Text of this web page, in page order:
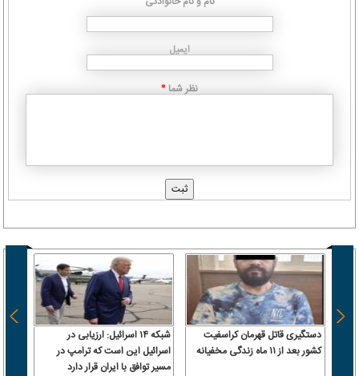
ایمیل
نظر شما *
دستگیری قاتل قهرمان کراسفیت
کشور بعد از ۱۱ ماه زندگی مخفیانه
شبکه ۱۴ اسرائیل: ارزیابی در
اسرائیل این است که ترامپ در
مسیر توافق با ایران قرار دارد